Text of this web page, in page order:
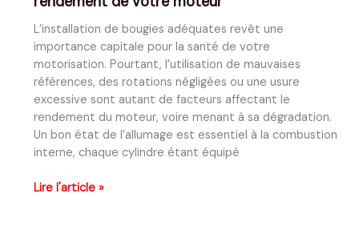
L’installation de bougies adéquates revêt une
importance capitale pour la santé de votre
motorisation. Pourtant, l’utilisation de mauvaises
références, des rotations négligées ou une usure
excessive sont autant de facteurs affectant le
rendement du moteur, voire menant à sa dégradation.
Un bon état de l’allumage est essentiel à la combustion
interne, chaque cylindre étant équipé
Bougies
Lire l'article »